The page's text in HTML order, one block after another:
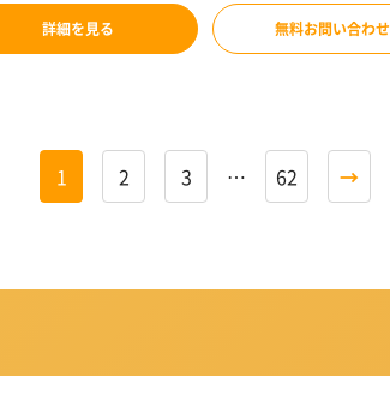
詳細を見る 無料お問い合わせ
1 2 3 … 62 →